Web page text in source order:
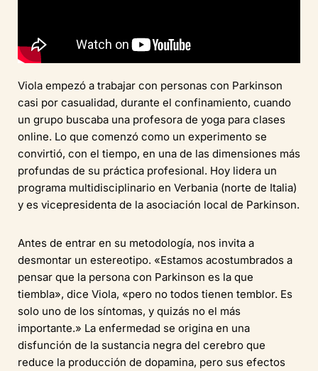
Viola empezó a trabajar con personas con Parkinson
casi por casualidad, durante el confinamiento, cuando
un grupo buscaba una profesora de yoga para clases
online. Lo que comenzó como un experimento se
convirtió, con el tiempo, en una de las dimensiones más
profundas de su práctica profesional. Hoy lidera un
programa multidisciplinario en Verbania (norte de Italia)
y es vicepresidenta de la asociación local de Parkinson.
Antes de entrar en su metodología, nos invita a
desmontar un estereotipo. «Estamos acostumbrados a
pensar que la persona con Parkinson es la que
tiembla», dice Viola, «pero no todos tienen temblor. Es
solo uno de los síntomas, y quizás no el más
importante.» La enfermedad se origina en una
disfunción de la sustancia negra del cerebro que
reduce la producción de dopamina, pero sus efectos